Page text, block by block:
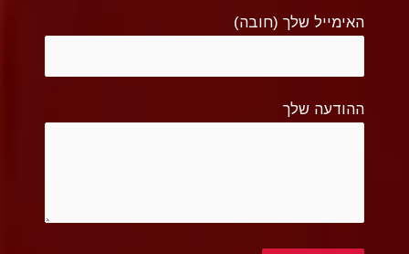
האימייל שלך (חובה)
ההודעה שלך